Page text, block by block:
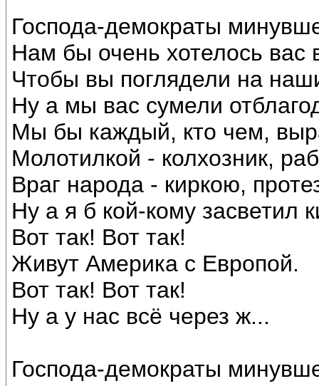
Господа-демократы
Нам бы очень хотелось вас
Чтобы вы поглядели на
Ну а мы вас сумели
Мы бы каждый, кто чем,
Молотилкой - колхозник,
Враг народа - киркою,
Ну а я б кой-кому засветил
Вот так! Вот так!
Живут Америка с Европой.
Вот так! Вот так!
Ну а у нас всё через ж...
Господа-демократы